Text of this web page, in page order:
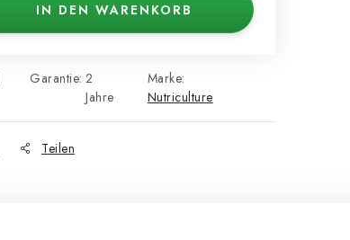
IN DEN WARENKORB
Marke:
Nutriculture
Garantie: 2
Jahre
Teilen